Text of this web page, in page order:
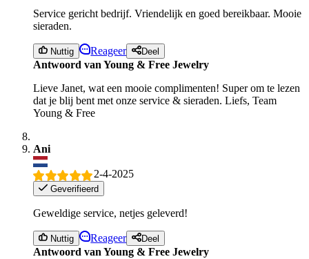
Service gericht bedrijf. Vriendelijk en goed bereikbaar. Mooie
sieraden.
Nuttig Reageer Deel
Antwoord van Young & Free Jewelry
Lieve Janet, wat een mooie complimenten! Super om te lezen
dat je blij bent met onze service & sieraden. Liefs, Team
Young & Free
Ani
2-4-2025
Geverifieerd
Geweldige service, netjes geleverd!
Nuttig Reageer Deel
Antwoord van Young & Free Jewelry